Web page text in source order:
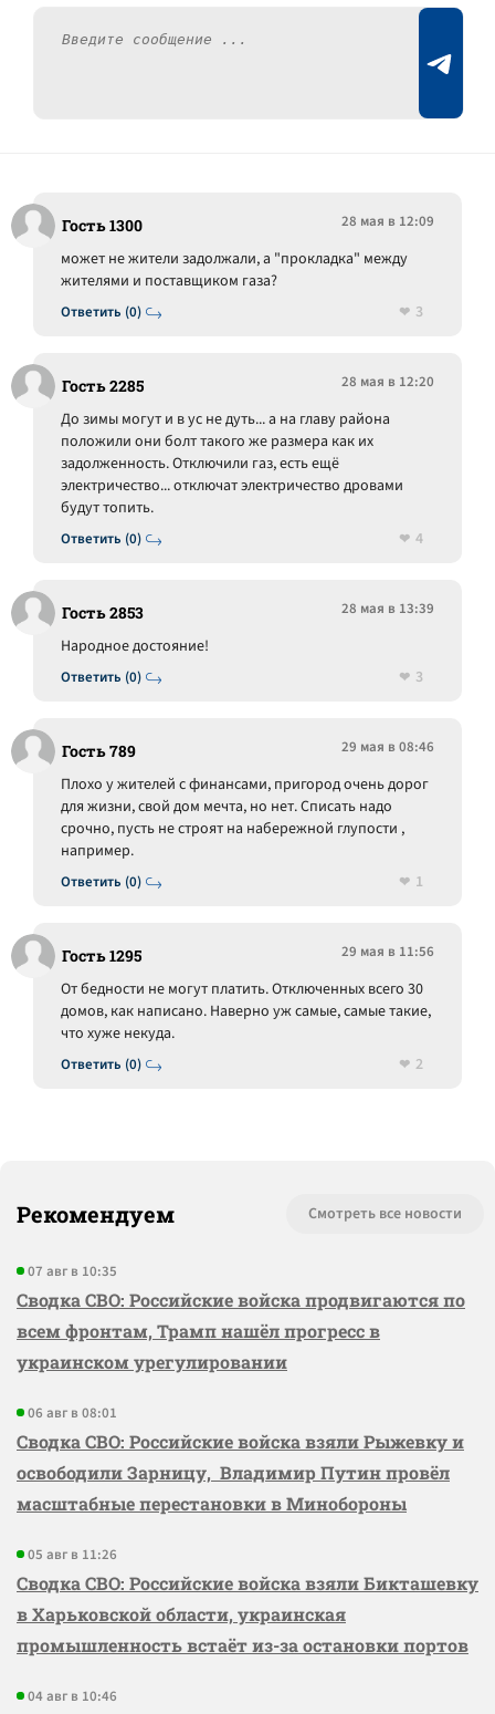
Гость 1300 28 мая в 12:09
Ответить (0)
может не жители задолжали, а "прокладка" между
жителями и поставщиком газа?
3
Гость 2285 28 мая в 12:20
Ответить (0)
До зимы могут и в ус не дуть... а на главу района
положили они болт такого же размера как их
задолженность. Отключили газ, есть ещё
электричество... отключат электричество дровами
будут топить.
4
Гость 2853 28 мая в 13:39
Ответить (0)
Народное достояние!
3
Гость 789 29 мая в 08:46
Ответить (0)
Плохо у жителей с финансами, пригород очень дорог
для жизни, свой дом мечта, но нет. Списать надо
срочно, пусть не строят на набережной глупости ,
например.
1
Гость 1295 29 мая в 11:56
Ответить (0)
От бедности не могут платить. Отключенных всего 30
домов, как написано. Наверно уж самые, самые такие,
что хуже некуда.
2
Рекомендуем Смотреть все новости
07 авг в 10:35
Сводка СВО: Российские войска продвигаются по
всем фронтам, Трамп нашёл прогресс в
украинском урегулировании
06 авг в 08:01
Сводка СВО: Российские войска взяли Рыжевку и
освободили Зарницу, Владимир Путин провёл
масштабные перестановки в Минобороны
05 авг в 11:26
Сводка СВО: Российские войска взяли Бикташевку
в Харьковской области, украинская
промышленность встаёт из-за остановки портов
04 авг в 10:46